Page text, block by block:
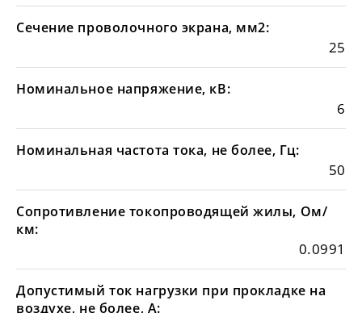
Сечение проволочного экрана, мм2:
25
Номинальное напряжение, кВ:
6
Номинальная частота тока, не более, Гц:
50
Сопротивление токопроводящей жилы, Ом/
км:
0.0991
Допустимый ток нагрузки при прокладке на
воздухе, не более, А: